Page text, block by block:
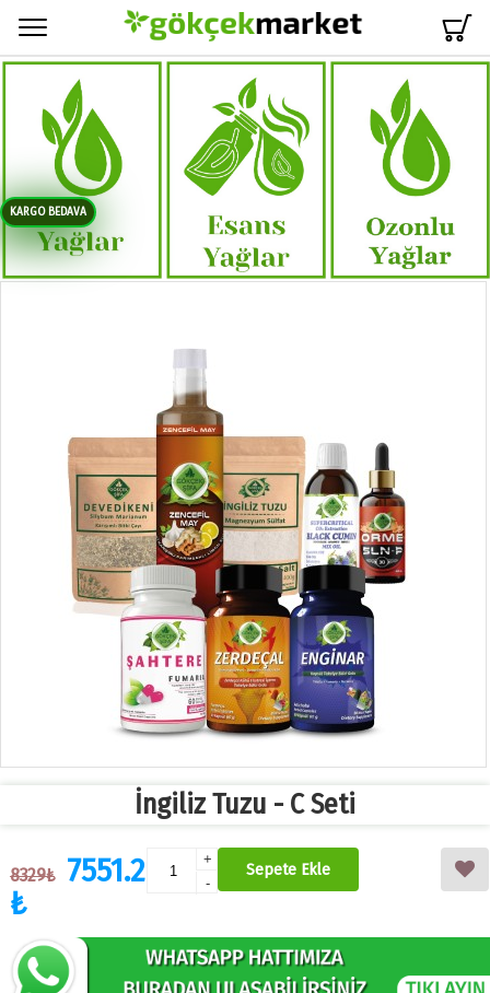
KARGO BEDAVA
İngiliz Tuzu - C Seti
8329₺ 7551.2
₺
+
-
Sepete Ekle